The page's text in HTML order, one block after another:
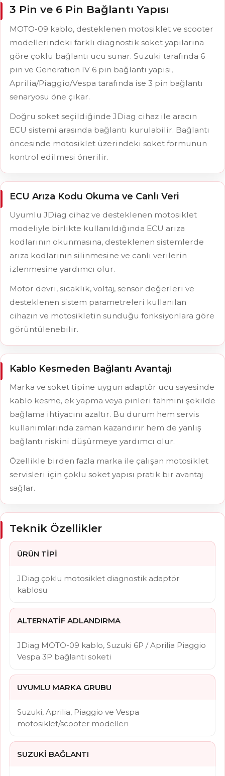
3 Pin ve 6 Pin Bağlantı Yapısı
MOTO-09 kablo, desteklenen motosiklet ve scooter
modellerindeki farklı diagnostik soket yapılarına
göre çoklu bağlantı ucu sunar. Suzuki tarafında 6
pin ve Generation IV 6 pin bağlantı yapısı,
Aprilia/Piaggio/Vespa tarafında ise 3 pin bağlantı
senaryosu öne çıkar.
Doğru soket seçildiğinde JDiag cihaz ile aracın
ECU sistemi arasında bağlantı kurulabilir. Bağlantı
öncesinde motosiklet üzerindeki soket formunun
kontrol edilmesi önerilir.
ECU Arıza Kodu Okuma ve Canlı Veri
Uyumlu JDiag cihaz ve desteklenen motosiklet
modeliyle birlikte kullanıldığında ECU arıza
kodlarının okunmasına, desteklenen sistemlerde
arıza kodlarının silinmesine ve canlı verilerin
izlenmesine yardımcı olur.
Motor devri, sıcaklık, voltaj, sensör değerleri ve
desteklenen sistem parametreleri kullanılan
cihazın ve motosikletin sunduğu fonksiyonlara göre
görüntülenebilir.
Kablo Kesmeden Bağlantı Avantajı
Marka ve soket tipine uygun adaptör ucu sayesinde
kablo kesme, ek yapma veya pinleri tahmini şekilde
bağlama ihtiyacını azaltır. Bu durum hem servis
kullanımlarında zaman kazandırır hem de yanlış
bağlantı riskini düşürmeye yardımcı olur.
Özellikle birden fazla marka ile çalışan motosiklet
servisleri için çoklu soket yapısı pratik bir avantaj
sağlar.
Teknik Özellikler
ÜRÜN TIPI
JDiag çoklu motosiklet diagnostik adaptör
kablosu
ALTERNATIF ADLANDIRMA
JDiag MOTO-09 kablo, Suzuki 6P / Aprilia Piaggio
Vespa 3P bağlantı soketi
UYUMLU MARKA GRUBU
Suzuki, Aprilia, Piaggio ve Vespa
motosiklet/scooter modelleri
SUZUKI BAĞLANTI